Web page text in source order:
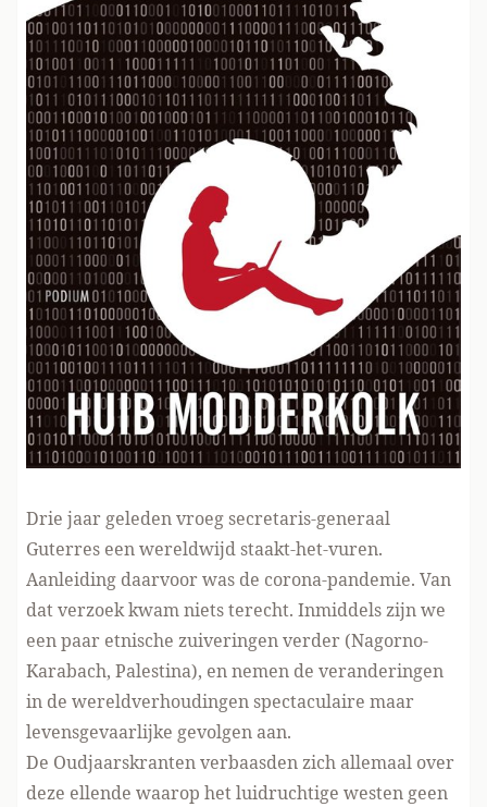
Drie jaar geleden vroeg secretaris-generaal
Guterres een wereldwijd staakt-het-vuren.
Aanleiding daarvoor was de corona-pandemie. Van
dat verzoek kwam niets terecht. Inmiddels zijn we
een paar etnische zuiveringen verder (Nagorno-
Karabach, Palestina), en nemen de veranderingen
in de wereldverhoudingen spectaculaire maar
levensgevaarlijke gevolgen aan.
De Oudjaarskranten verbaasden zich allemaal over
deze ellende waarop het luidruchtige westen geen